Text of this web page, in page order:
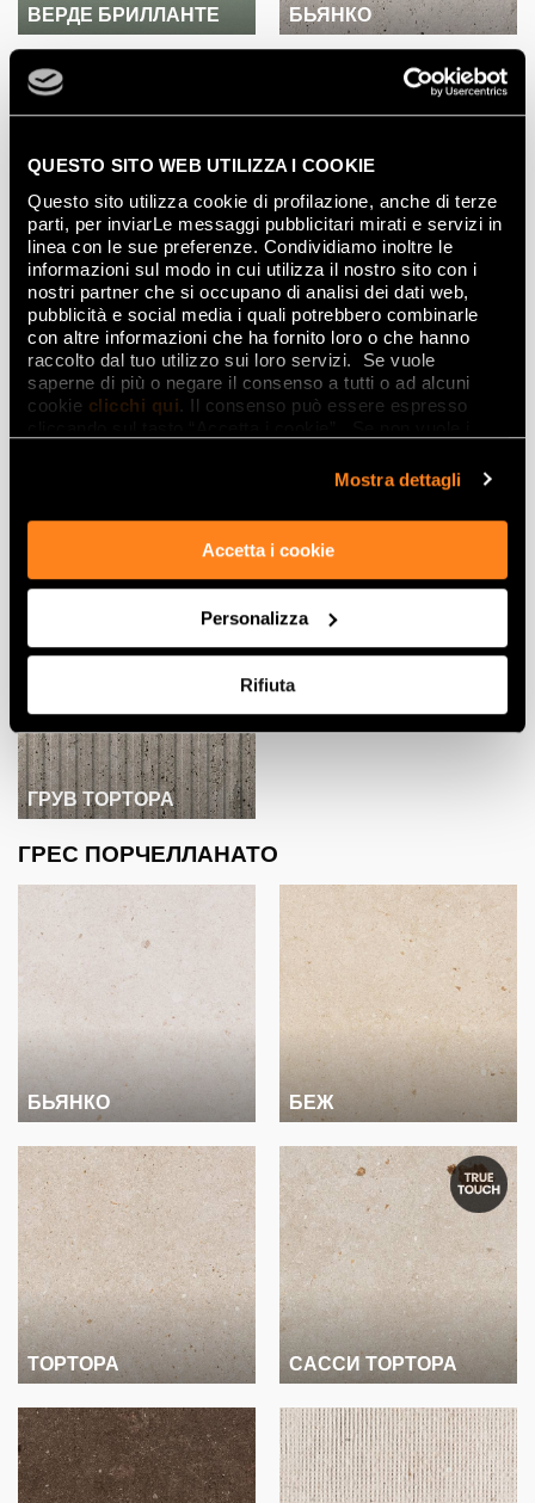
QUESTO SITO WEB UTILIZZA I COOKIE
Questo sito utilizza cookie di profilazione, anche di terze
parti, per inviarLe messaggi pubblicitari mirati e servizi in
linea con le sue preferenze. Condividiamo inoltre le
informazioni sul modo in cui utilizza il nostro sito con i
nostri partner che si occupano di analisi dei dati web,
pubblicità e social media i quali potrebbero combinarle
con altre informazioni che ha fornito loro o che hanno
raccolto dal tuo utilizzo sui loro servizi. Se vuole
saperne di più o negare il consenso a tutti o ad alcuni
cookie clicchi qui. Il consenso può essere espresso
Mostra dettagli
Accetta i cookie
Personalizza
Rifiuta
ВЕРДЕ БРИЛЛАНТЕ БЬЯНКО
БЕЖ ТОРТОРА
ГРУВ БЕЖ
ГРУВ ТОРТОРА
ГРЕС ПОРЧЕЛЛАНАТО
БЬЯНКО БЕЖ
ТОРТОРА САССИ ТОРТОРА